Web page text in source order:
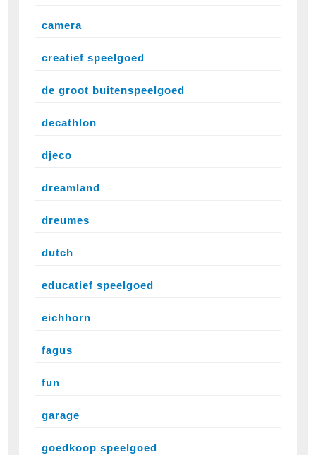
camera
creatief speelgoed
de groot buitenspeelgoed
decathlon
djeco
dreamland
dreumes
dutch
educatief speelgoed
eichhorn
fagus
fun
garage
goedkoop speelgoed